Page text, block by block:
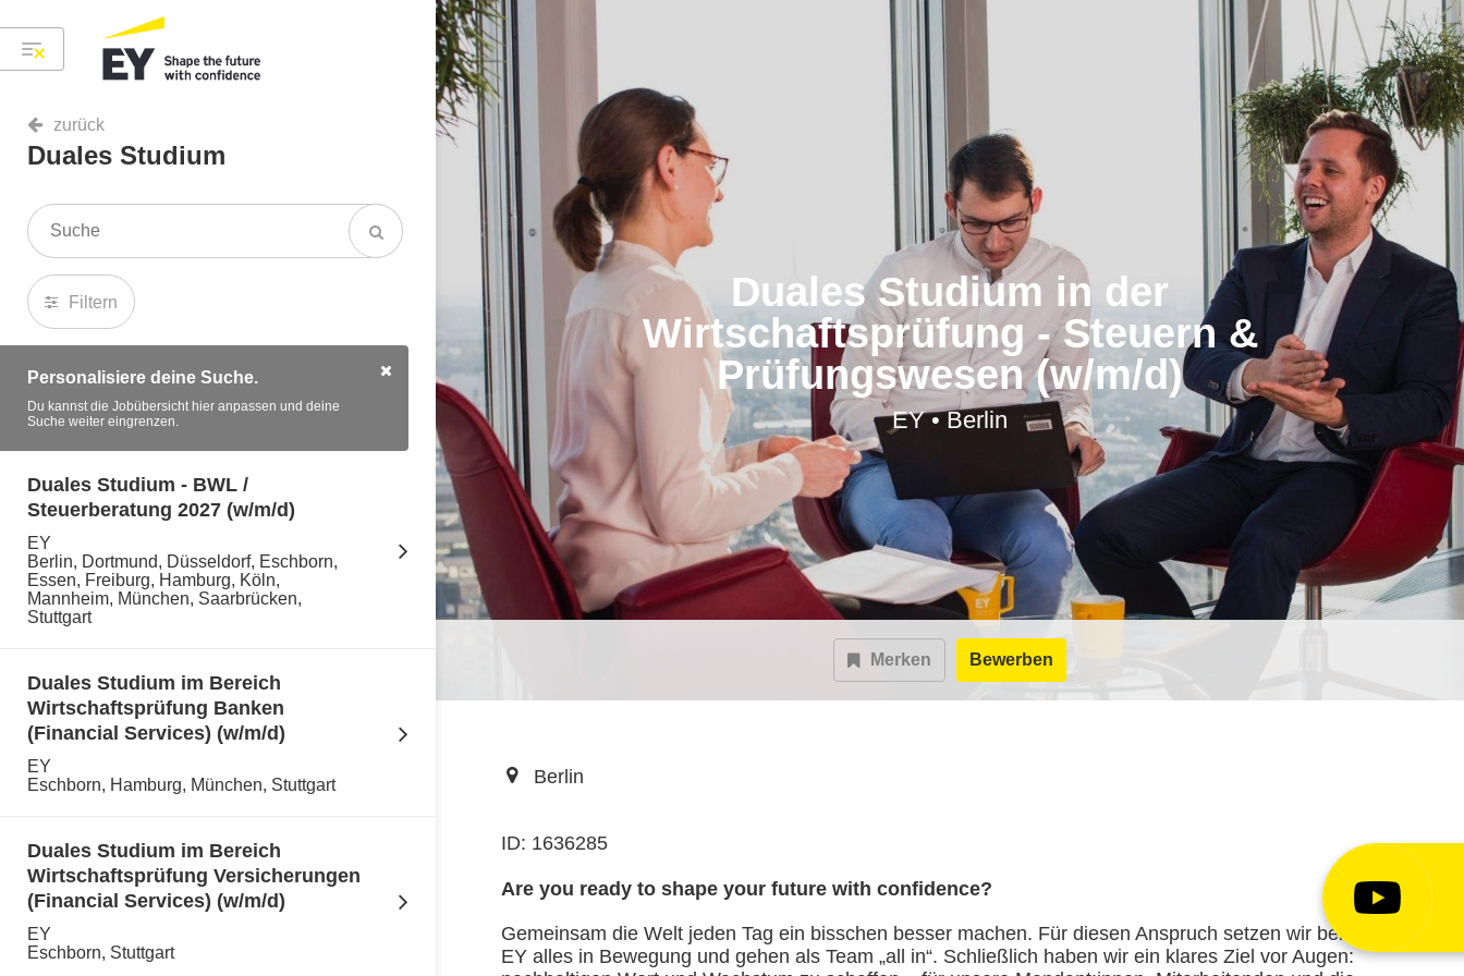
zurück
Duales Studium
Filtern
Personalisiere deine Suche.
Du kannst die Jobübersicht hier anpassen und deine
Suche weiter eingrenzen.
Duales Studium - BWL /
Steuerberatung 2027 (w/m/d)
EY
Berlin, Dortmund, Düsseldorf, Eschborn,
Essen, Freiburg, Hamburg, Köln,
Mannheim, München, Saarbrücken,
Stuttgart
Duales Studium im Bereich
Wirtschaftsprüfung Banken
(Financial Services) (w/m/d)
EY
Eschborn, Hamburg, München, Stuttgart
Duales Studium im Bereich
Wirtschaftsprüfung Versicherungen
(Financial Services) (w/m/d)
EY
Eschborn, Stuttgart
Duales Studium in der
Wirtschaftsprüfung - Steuern &
Prüfungswesen (w/m/d)
EY • Berlin
Merken Bewerben
Berlin
ID: 1636285
Are you ready to shape your future with confidence?
Gemeinsam die Welt jeden Tag ein bisschen besser machen. Für diesen Anspruch setzen wir bei
EY alles in Bewegung und gehen als Team „all in“. Schließlich haben wir ein klares Ziel vor Augen: